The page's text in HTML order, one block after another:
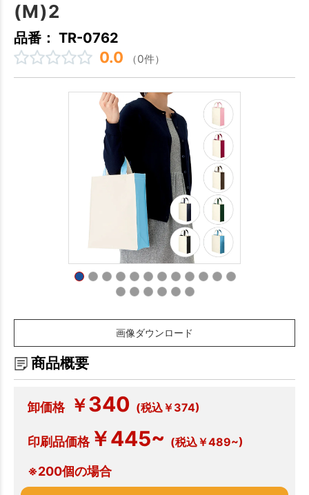
(M)2
品番： TR-0762
0.0 （0件）
画像ダウンロード
商品概要
卸価格 ￥340 (税込￥374)
印刷品価格￥445~ (税込￥489~)
※200個の場合